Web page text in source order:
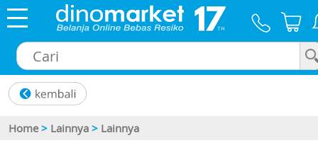
Home > Lainnya > Lainnya